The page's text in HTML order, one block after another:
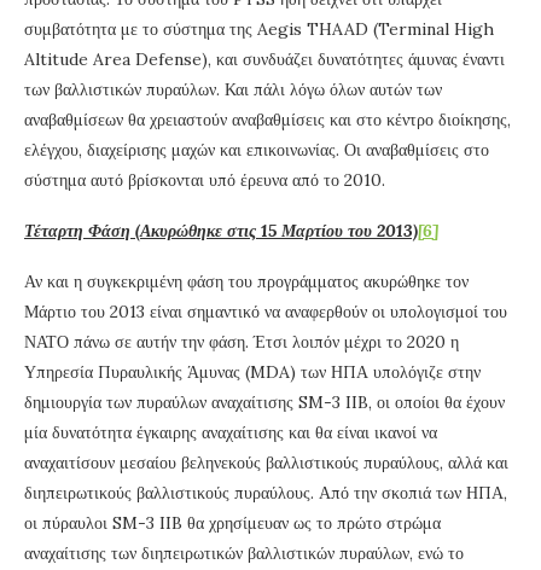
συμβατότητα με το σύστημα της Aegis THAAD (Terminal High
Altitude Area Defense), και συνδυάζει δυνατότητες άμυνας έναντι
των βαλλιστικών πυραύλων. Και πάλι λόγω όλων αυτών των
αναβαθμίσεων θα χρειαστούν αναβαθμίσεις και στο κέντρο διοίκησης,
ελέγχου, διαχείρισης μαχών και επικοινωνίας. Οι αναβαθμίσεις στο
σύστημα αυτό βρίσκονται υπό έρευνα από το 2010.
Τέταρτη Φάση (Ακυρώθηκε στις 15 Μαρτίου του 2013)[6]
Αν και η συγκεκριμένη φάση του προγράμματος ακυρώθηκε τον
Μάρτιο του 2013 είναι σημαντικό να αναφερθούν οι υπολογισμοί του
ΝΑΤΟ πάνω σε αυτήν την φάση. Έτσι λοιπόν μέχρι το 2020 η
Υπηρεσία Πυραυλικής Άμυνας (MDA) των ΗΠΑ υπολόγιζε στην
δημιουργία των πυραύλων αναχαίτισης SM-3 IIB, οι οποίοι θα έχουν
μία δυνατότητα έγκαιρης αναχαίτισης και θα είναι ικανοί να
αναχαιτίσουν μεσαίου βεληνεκούς βαλλιστικούς πυραύλους, αλλά και
διηπειρωτικούς βαλλιστικούς πυραύλους. Από την σκοπιά των ΗΠΑ,
οι πύραυλοι SM-3 IIB θα χρησίμευαν ως το πρώτο στρώμα
αναχαίτισης των διηπειρωτικών βαλλιστικών πυραύλων, ενώ το